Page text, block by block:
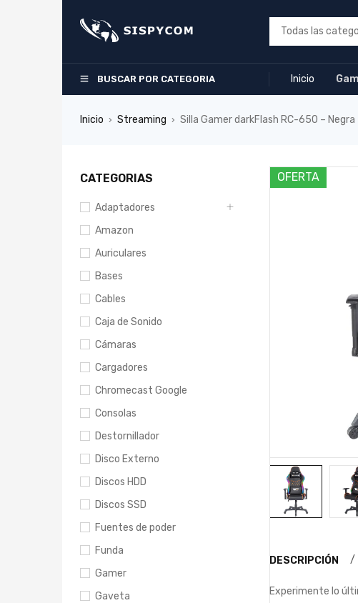
BUSCAR POR CATEGORIA Inicio
Inicio › Streaming › Silla Gamer darkFlash RC-650 – Negra
CATEGORIAS
Adaptadores
Amazon
Auriculares
Bases
Cables
Caja de Sonido
Cámaras
Cargadores
Chromecast Google
Consolas
Destornillador
Disco Externo
Discos HDD
Discos SSD
Fuentes de poder
Funda
Gamer
Gaveta
OFERTA
DESCRIPCIÓN
Experimente lo